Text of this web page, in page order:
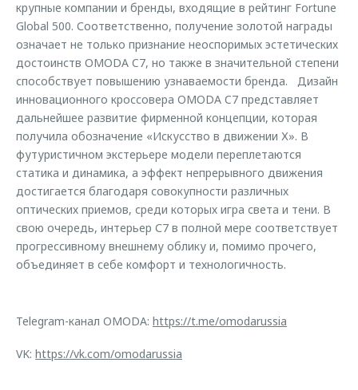
крупные компании и бренды, входящие в рейтинг Fortune
Global 500. Соответственно, получение золотой награды
означает не только признание неоспоримых эстетических
достоинств OMODA C7, но также в значительной степени
способствует повышению узнаваемости бренда. Дизайн
инновационного кроссовера OMODA C7 представляет
дальнейшее развитие фирменной концепции, которая
получила обозначение «Искусство в движении Х». В
футуристичном экстерьере модели переплетаются
статика и динамика, а эффект непрерывного движения
достигается благодаря совокупности различных
оптических приемов, среди которых игра света и тени. В
свою очередь, интерьер С7 в полной мере соответствует
прогрессивному внешнему облику и, помимо прочего,
объединяет в себе комфорт и технологичность.
Telegram-канал OMODA: https://t.me/omodarussia
VK: https://vk.com/omodarussia